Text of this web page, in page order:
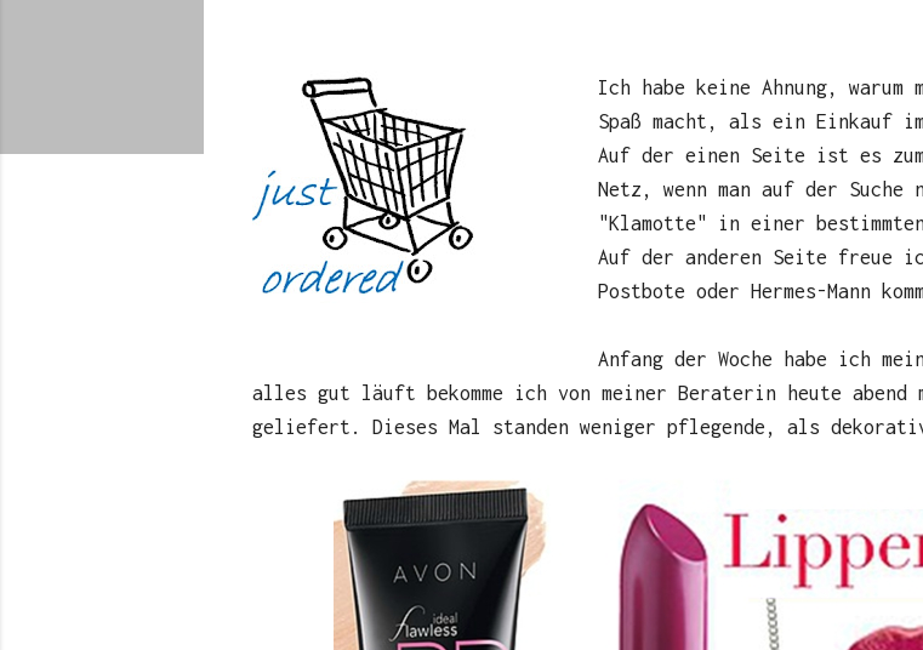
Ich habe keine Ahnung,
Spaß macht, als ein Einkauf
Auf der einen Seite ist es
Netz, wenn man auf der Suche
"Klamotte" in einer
Auf der anderen Seite freue
Postbote oder Hermes-Mann
Anfang der Woche habe ich
alles gut läuft bekomme ich von meiner Beraterin heute abend
geliefert. Dieses Mal standen weniger pflegende, als